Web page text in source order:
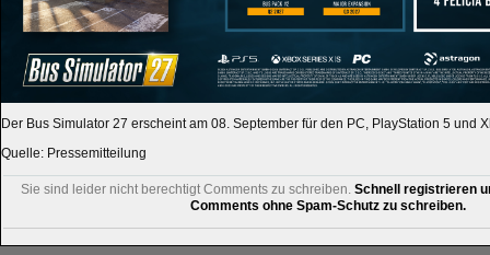
Der Bus Simulator 27 erscheint am 08. September für den PC, PlayStation 5 und
Quelle: Pressemitteilung
Sie sind leider nicht berechtigt Comments zu schreiben. Schnell registrieren
Comments ohne Spam-Schutz zu schreiben.